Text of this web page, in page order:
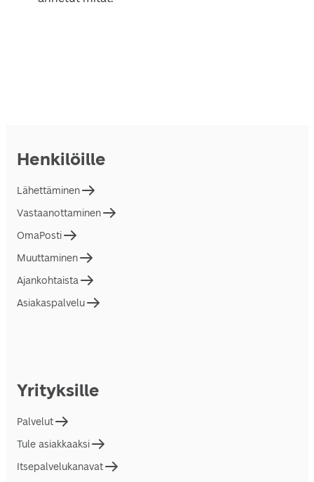
Henkilöille
Lähettäminen
Vastaanottaminen
OmaPosti
Muuttaminen
Ajankohtaista
Asiakaspalvelu
Yrityksille
Palvelut
Tule asiakkaaksi
Itsepalvelukanavat